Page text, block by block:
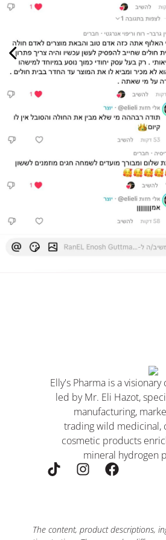
Elly's Pharma is a visionary
led by Mr. Eli Hazot,
manufacturing,
trading wild medicinal,
cosmetic products
mineral hydrogen
The content, product descriptions,